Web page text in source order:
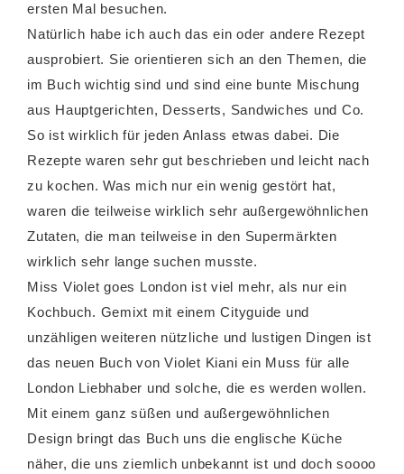
ersten Mal besuchen.
Natürlich habe ich auch das ein oder andere Rezept
ausprobiert. Sie orientieren sich an den Themen, die
im Buch wichtig sind und sind eine bunte Mischung
aus Hauptgerichten, Desserts, Sandwiches und Co.
So ist wirklich für jeden Anlass etwas dabei. Die
Rezepte waren sehr gut beschrieben und leicht nach
zu kochen. Was mich nur ein wenig gestört hat,
waren die teilweise wirklich sehr außergewöhnlichen
Zutaten, die man teilweise in den Supermärkten
wirklich sehr lange suchen musste.
Miss Violet goes London ist viel mehr, als nur ein
Kochbuch. Gemixt mit einem Cityguide und
unzähligen weiteren nützliche und lustigen Dingen ist
das neuen Buch von Violet Kiani ein Muss für alle
London Liebhaber und solche, die es werden wollen.
Mit einem ganz süßen und außergewöhnlichen
Design bringt das Buch uns die englische Küche
näher, die uns ziemlich unbekannt ist und doch soooo